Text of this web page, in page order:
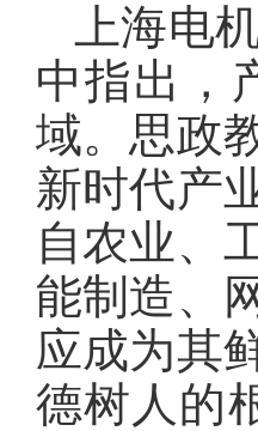
上海电
中指出，
域。思政
新时代产
自农业、
能制造、
应成为其
德树人的